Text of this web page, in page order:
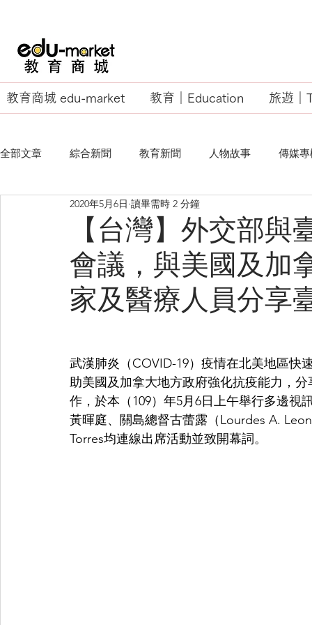
教育商城 edu-market 教育｜Education 旅遊｜
全部文章 綜合新聞 教育新聞 人物故事 傳媒
EU Business School
【台灣】外交部
會議，與美國及加
家及醫療人員分享
2020年5月6日 讀畢需時 2 分鐘
武漢肺炎（COVID-19）疫情在北美地區快
助美國及加拿大地方政府強化抗疫能力，
作，於本（109）年5月6日上午舉行多邊視
黃暉庭、關島總督古蕾露（Lourdes A.
Torres均連線出席活動並致開幕詞。